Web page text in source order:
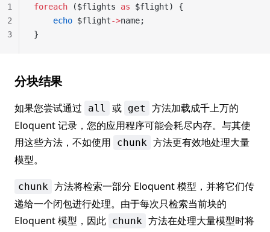
foreach ($flights as $flight) {
    echo
$flight->name;
}
1
2
3
分块结果
如果您尝试通过 all 或 get
方法加载成千上万的
Eloquent 记录，您的应用程序可能会耗尽内存。与其使
用这些方法，不如使用
chunk 方法更有效地处理大量
模型。
chunk 方法将检索一部分 Eloquent 模型，并将它们传
递给一个闭包进行处理。由于每次只检索当前块的
Eloquent 模型，因此 chunk 方法在处理大量模型时将